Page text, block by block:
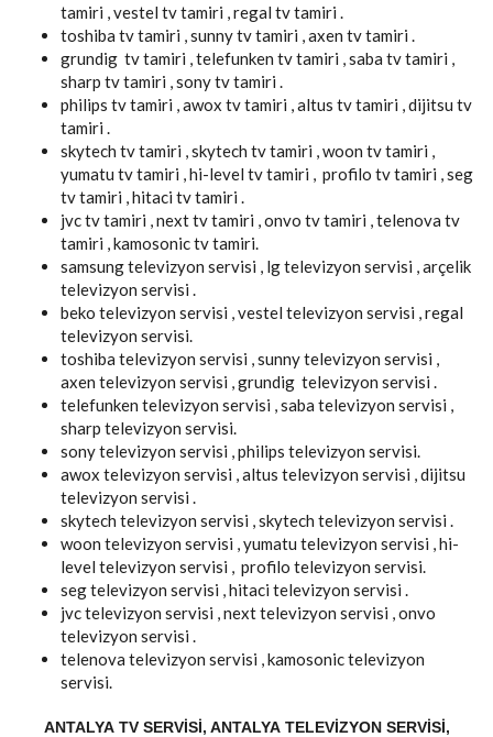
tamiri , vestel tv tamiri , regal tv tamiri .
toshiba tv tamiri , sunny tv tamiri , axen tv tamiri .
grundig tv tamiri , telefunken tv tamiri , saba tv tamiri ,
sharp tv tamiri , sony tv tamiri .
philips tv tamiri , awox tv tamiri , altus tv tamiri , dijitsu tv
tamiri .
skytech tv tamiri , skytech tv tamiri , woon tv tamiri ,
yumatu tv tamiri , hi-level tv tamiri , profilo tv tamiri , seg
tv tamiri , hitaci tv tamiri .
jvc tv tamiri , next tv tamiri , onvo tv tamiri , telenova tv
tamiri , kamosonic tv tamiri.
samsung televizyon servisi , lg televizyon servisi , arçelik
televizyon servisi .
beko televizyon servisi , vestel televizyon servisi , regal
televizyon servisi.
toshiba televizyon servisi , sunny televizyon servisi ,
axen televizyon servisi , grundig televizyon servisi .
telefunken televizyon servisi , saba televizyon servisi ,
sharp televizyon servisi.
sony televizyon servisi , philips televizyon servisi.
awox televizyon servisi , altus televizyon servisi , dijitsu
televizyon servisi .
skytech televizyon servisi , skytech televizyon servisi .
woon televizyon servisi , yumatu televizyon servisi , hi-
level televizyon servisi , profilo televizyon servisi.
seg televizyon servisi , hitaci televizyon servisi .
jvc televizyon servisi , next televizyon servisi , onvo
televizyon servisi .
telenova televizyon servisi , kamosonic televizyon
servisi.
ANTALYA TV SERVISI, ANTALYA TELEVIZYON SERVISI,